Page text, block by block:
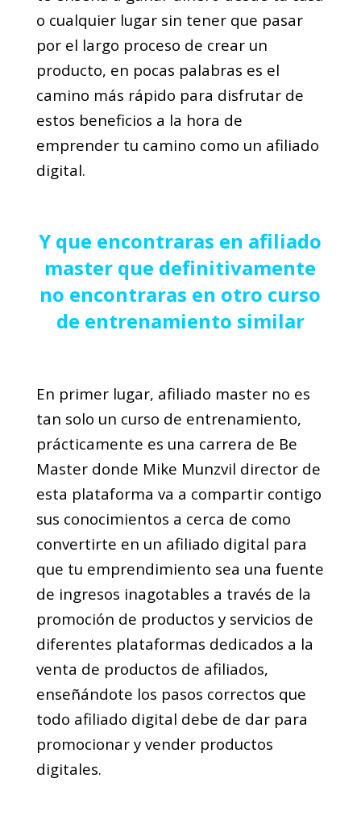
o cualquier lugar sin tener que pasar
por el largo proceso de crear un
producto, en pocas palabras es el
camino más rápido para disfrutar de
estos beneficios a la hora de
emprender tu camino como un afiliado
digital.
Y que encontraras en afiliado
master que definitivamente
no encontraras en otro curso
de entrenamiento similar
En primer lugar, afiliado master no es
tan solo un curso de entrenamiento,
prácticamente es una carrera de Be
Master donde Mike Munzvil director de
esta plataforma va a compartir contigo
sus conocimientos a cerca de como
convertirte en un afiliado digital para
que tu emprendimiento sea una fuente
de ingresos inagotables a través de la
promoción de productos y servicios de
diferentes plataformas dedicados a la
venta de productos de afiliados,
enseñándote los pasos correctos que
todo afiliado digital debe de dar para
promocionar y vender productos
digitales.